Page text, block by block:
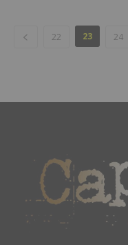
22 23 24